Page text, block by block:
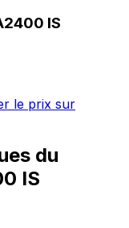
IS
le prix sur
du
IS